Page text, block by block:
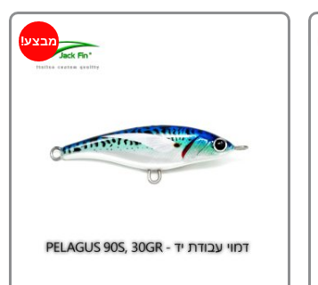
מבצע!